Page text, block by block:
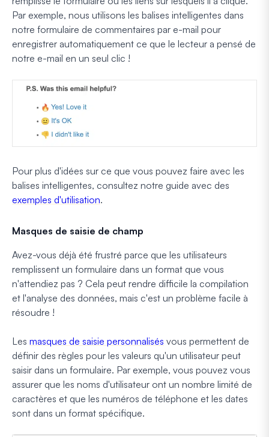
Par exemple, nous utilisons les balises intelligentes dans
notre formulaire de commentaires par e-mail pour
enregistrer automatiquement ce que le lecteur a pensé de
notre e-mail en un seul clic !
Pour plus d'idées sur ce que vous pouvez faire avec les
balises intelligentes, consultez notre guide avec des
exemples d'utilisation.
Masques de saisie de champ
Avez-vous déjà été frustré parce que les utilisateurs
remplissent un formulaire dans un format que vous
n'attendiez pas ? Cela peut rendre difficile la compilation
et l'analyse des données, mais c'est un problème facile à
résoudre !
Les masques de saisie personnalisés vous permettent de
définir des règles pour les valeurs qu'un utilisateur peut
saisir dans un formulaire. Par exemple, vous pouvez vous
assurer que les noms d'utilisateur ont un nombre limité de
caractères et que les numéros de téléphone et les dates
sont dans un format spécifique.